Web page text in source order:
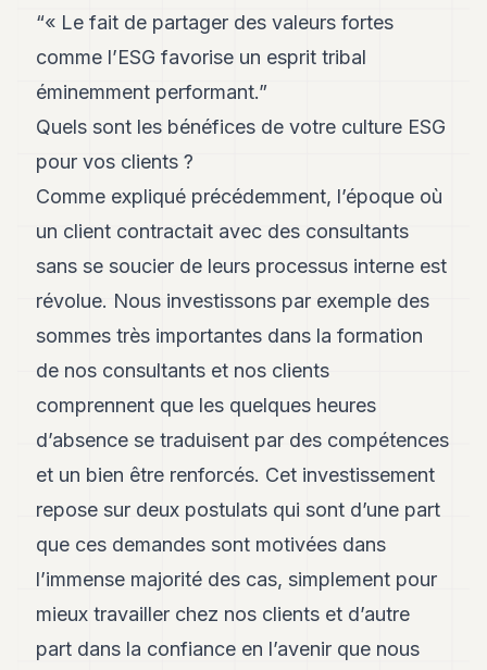
“« Le fait de partager des valeurs fortes
comme l’ESG favorise un esprit tribal
éminemment performant.”
Quels sont les bénéfices de votre culture ESG
pour vos clients ?
Comme expliqué précédemment, l’époque où
un client contractait avec des consultants
sans se soucier de leurs processus interne est
révolue. Nous investissons par exemple des
sommes très importantes dans la formation
de nos consultants et nos clients
comprennent que les quelques heures
d’absence se traduisent par des compétences
et un bien être renforcés. Cet investissement
repose sur deux postulats qui sont d’une part
que ces demandes sont motivées dans
l’immense majorité des cas, simplement pour
mieux travailler chez nos clients et d’autre
part dans la confiance en l’avenir que nous